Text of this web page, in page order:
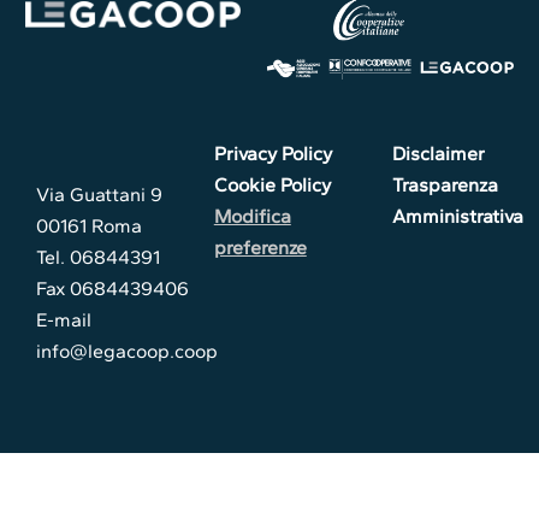
Via Guattani 9
00161 Roma
Tel. 06844391
Fax 0684439406
E-mail
info@legacoop.coop
Privacy Policy
Cookie Policy
Modifica
preferenze
Disclaimer
Trasparenza
Amministrativa